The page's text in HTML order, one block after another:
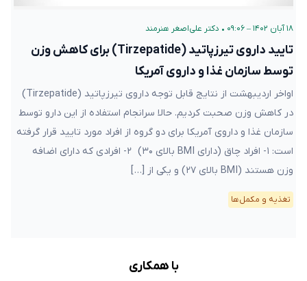
۱۸ آبان ۱۴۰۲ – ۰۹:۰۶ • دکتر علی‌اصغر هنرمند
تایید داروی تیرزپاتید (Tirzepatide) برای کاهش وزن
توسط سازمان غذا و داروی آمریکا
اواخر اردیبهشت از نتایج قابل توجه داروی تیرزپاتید (Tirzepatide)
در کاهش وزن صحبت کردیم. حالا سرانجام استفاده از این دارو توسط
سازمان غذا و داروی آمریکا برای دو گروه از افراد مورد تایید قرار گرفته
است: ۱- افراد چاق (دارای BMI بالای ۳۰) ۲- افرادی که دارای اضافه
وزن هستند (BMI بالای ۲۷) و یکی از […]
تغذیه و مکمل‌ها
با همکاری